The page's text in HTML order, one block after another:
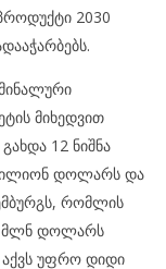
2030
მიხედვით
12 ნიშნა
დოლარს და
რომლის
მლნ დოლარს
უფრო დიდი